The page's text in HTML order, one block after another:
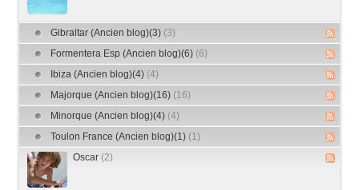
Gibraltar (Ancien blog)(3) (3)
Formentera Esp (Ancien blog)(6) (6)
Ibiza (Ancien blog)(4) (4)
Majorque (Ancien blog)(16) (16)
Minorque (Ancien blog)(4) (4)
Toulon France (Ancien blog)(1) (1)
Oscar (2)